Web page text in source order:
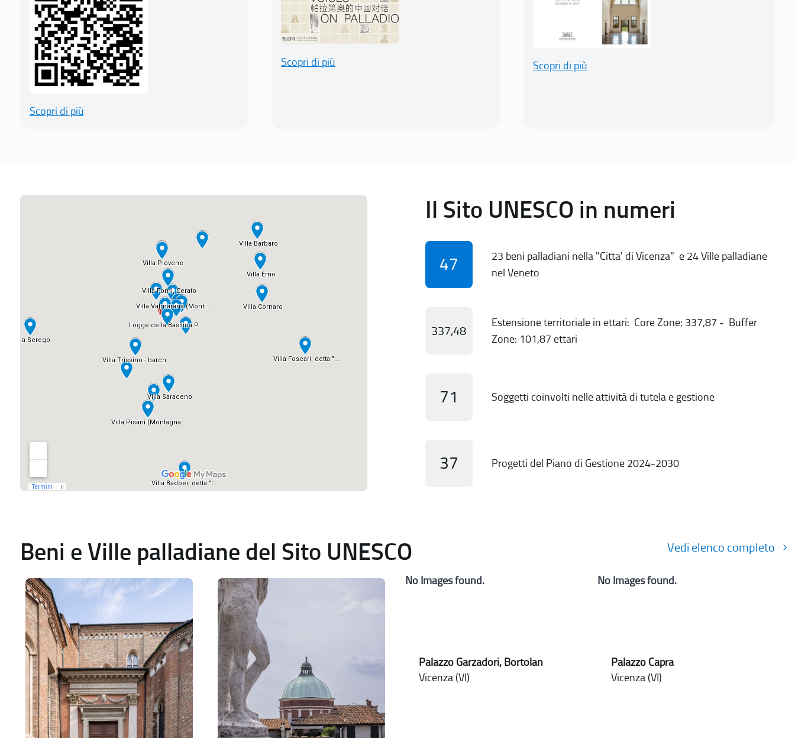
Scopri di più
Scopri di più Scopri di più
Il Sito UNESCO in numeri
47
23 beni palladiani nella "Citta' di Vicenza" e 24 Ville palladiane
nel Veneto
337,48
Estensione territoriale in ettari: Core Zone: 337,87 - Buffer
Zone: 101,87 ettari
71 Soggetti coinvolti nelle attività di tutela e gestione
37 Progetti del Piano di Gestione 2024-2030
Beni e Ville palladiane del Sito UNESCO Vedi elenco completo
No Images found.
Palazzo Garzadori, Bortolan
Vicenza (VI)
No Images found.
Palazzo Capra
Vicenza (VI)